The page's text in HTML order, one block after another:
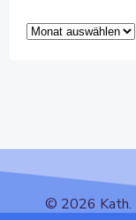
Archiv
© 2026 Kath.